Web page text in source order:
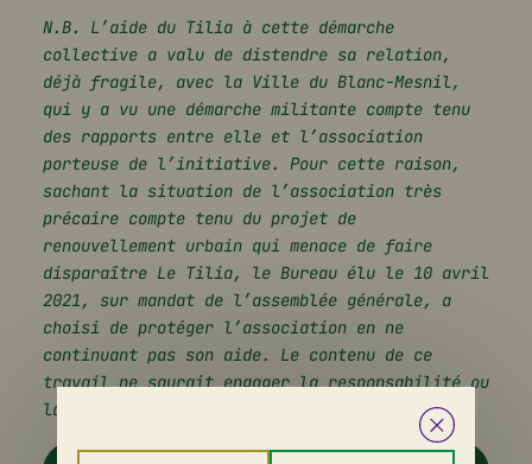
N.B. L’aide du Tilia à cette démarche
collective a valu de distendre sa relation,
déjà fragile, avec la Ville du Blanc-Mesnil,
qui y a vu une démarche militante compte tenu
des rapports entre elle et l’association
porteuse de l’initiative. Pour cette raison,
sachant la situation de l’association très
précaire compte tenu du projet de
renouvellement urbain qui menace de faire
disparaître Le Tilia, le Bureau élu le 10 avril
2021, sur mandat de l’assemblée générale, a
choisi de protéger l’association en ne
continuant pas son aide. Le contenu de ce
travail ne saurait engager la responsabilité ou
la réputation du Tilia.